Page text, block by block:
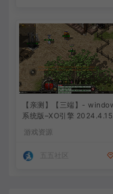
【亲测】【三端】-
系统版–XO引擎 2024.4.15
特色星王合击版
游戏资源
五五社区